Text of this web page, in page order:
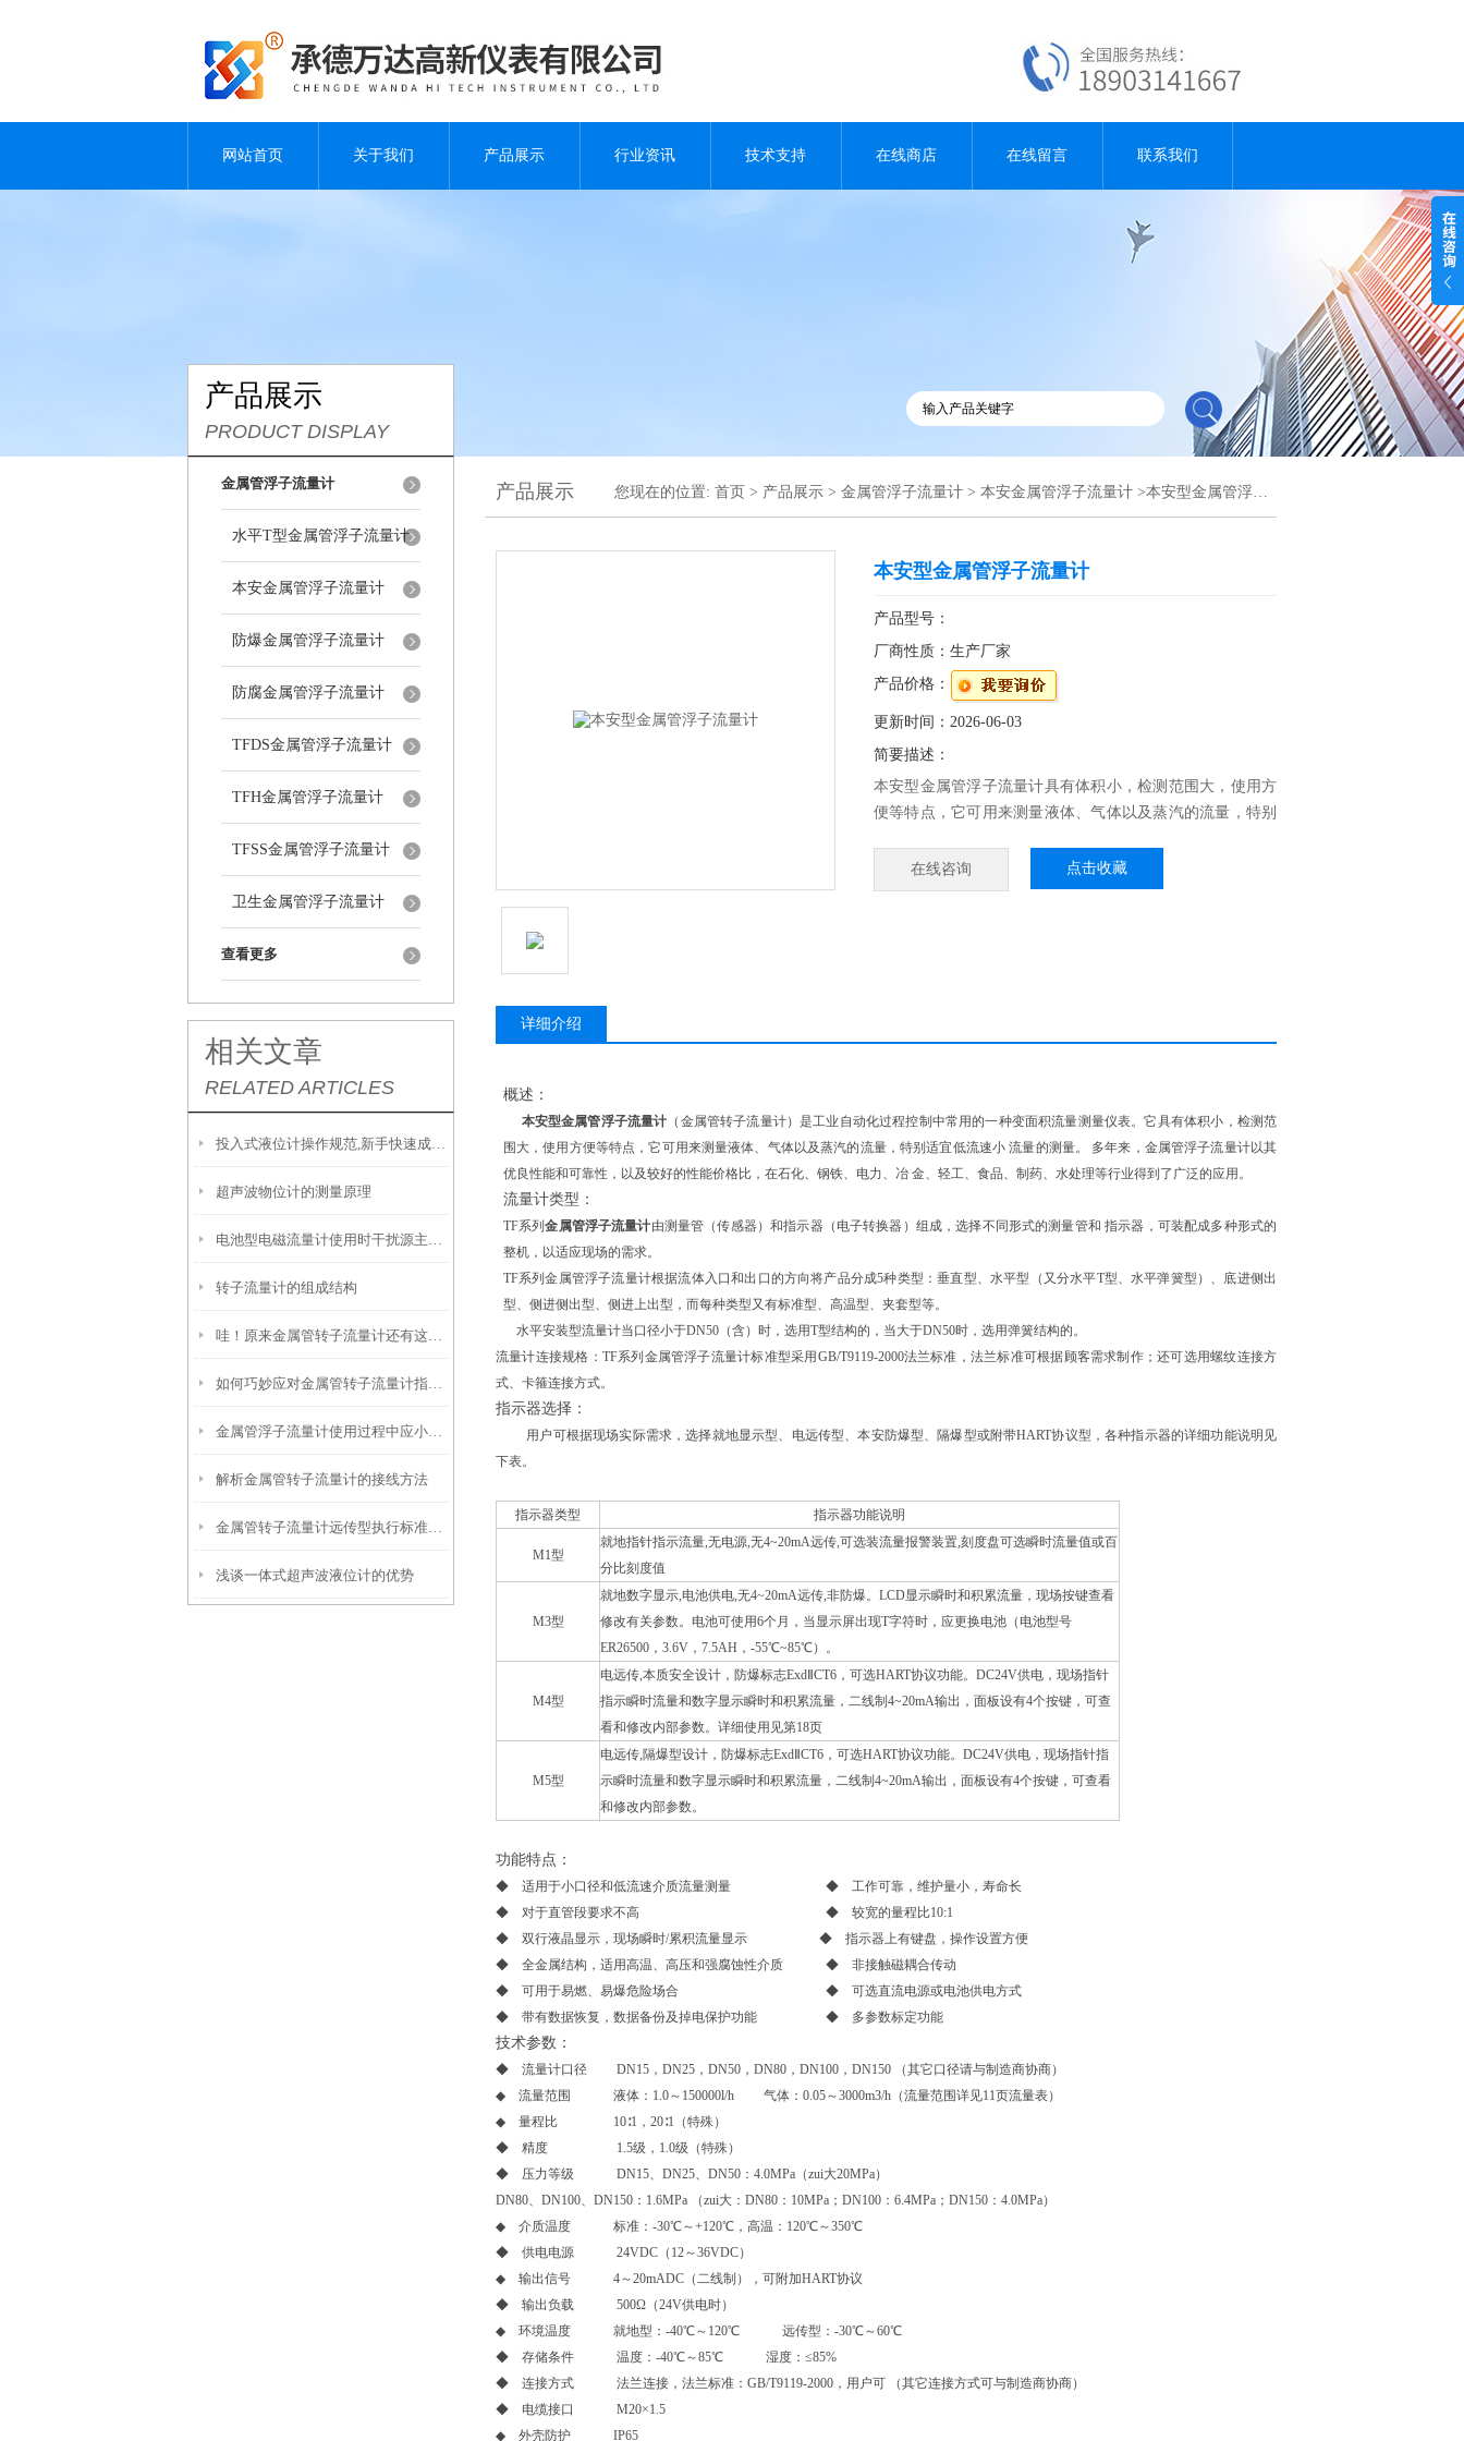
网站首页 关于我们 产品展示 行业资讯 技术支持 在线商店 在线留言 联系我们
产品展示
PRODUCT DISPLAY
金属管浮子流量计
水平T型金属管浮子流量计
本安金属管浮子流量计
防爆金属管浮子流量计
防腐金属管浮子流量计
TFDS金属管浮子流量计
TFH金属管浮子流量计
TFSS金属管浮子流量计
卫生金属管浮子流量计
查看更多
相关文章
RELATED ARTICLES
投入式液位计操作规范,新手快速成长的关键
超声波物位计的测量原理
电池型电磁流量计使用时干扰源主要来自哪些方面？
转子流量计的组成结构
哇！原来金属管转子流量计还有这么多种类
如何巧妙应对金属管转子流量计指针异常以及测量误差问题
金属管浮子流量计使用过程中应小心水锤效应对流量计造成的破坏
解析金属管转子流量计的接线方法
金属管转子流量计远传型执行标准及其应用
浅谈一体式超声波液位计的优势
产品展示 您现在的位置: 首页 > 产品展示 > 金属管浮子流量计 > 本安金属管浮子流量计 >本安型金属管浮子流量计
本安型金属管浮子流量计
产品型号：
厂商性质：生产厂家
产品价格：
更新时间：2026-06-03
简要描述：
本安型金属管浮子流量计具有体积小，检测范围大，使用方
便等特点，它可用来测量液体、气体以及蒸汽的流量，特别
在线咨询
点击收藏
详细介绍
概述 ：
本安型金属管浮子流量计 （金属管转子流量计）是工业自动化过程控制中常用的一种变面积流量测量仪表。它具有体积小，检测范
围大，使用方便等特点，它可用来测量液体、气体以及蒸汽的流量，特别适宜低流速小 流量的测量。 多年来，金属管浮子流量计以其
优良性能和可靠性，以及较好的性能价格比，在石化、钢铁、电力、冶 金、轻工、食品、制药、水处理等行业得到了广泛的应用。
流量计类型 ：
TF系列金属管浮子流量计由测量管（传感器）和指示器（电子转换器）组成，选择不同形式的测量管和 指示器，可装配成多种形式的
整机，以适应现场的需求。
TF系列金属管浮子流量计根据流体入口和出口的方向将产品分成5种类型 ：垂直型、 水平型 （又分水平T型、水平弹簧型）、 底进侧出
型、 侧进侧出型、 侧进上出型 ，而每种类型又有标准型、高温型、夹套型等。
水平安装型流量计当口径小于DN50（含）时，选用T型结构的，当大于DN50时，选用弹簧结构的。
流量计连接规格： TF系列金属管浮子流量计标准型采用GB/T9119-2000法兰标准 ，法兰标准可根据顾客需求制作；还可选用螺纹连接方
式、卡箍连接方式。
指示器选择 ：
用户可根据现场实际需求，选择就地显示型、电远传型、本安防爆型、隔爆型或附带HART协议型，各种指示器的详细功能说明见
下表。
指示器类型 指示器功能说明
M1型
就地指针指示流量,无电源,无4~20mA远传,可选装流量报警装置,刻度盘可选瞬时流量值或百
分比刻度值
M3型
就地数字显示,电池供电,无4~20mA远传,非防爆。LCD显示瞬时和积累流量，现场按键查看
修改有关参数。电池可使用6个月，当显示屏出现T字符时，应更换电池（电池型号
ER26500，3.6V，7.5AH，-55℃~85℃）。
M4型
电远传,本质安全设计，防爆标志ExdⅡCT6，可选HART协议功能。DC24V供电，现场指针
指示瞬时流量和数字显示瞬时和积累流量，二线制4~20mA输出，面板设有4个按键，可查
看和修改内部参数。详细使用见第18页
M5型
电远传,隔爆型设计，防爆标志ExdⅡCT6，可选HART协议功能。DC24V供电，现场指针指
示瞬时流量和数字显示瞬时和积累流量，二线制4~20mA输出，面板设有4个按键，可查看
和修改内部参数。
功能特点 ：
◆ 适用于小口径和低流速介质流量测量 ◆ 工作可靠，维护量小，寿命长
◆ 对于直管段要求不高 ◆ 较宽的量程比10:1
◆ 双行液晶显示，现场瞬时/累积流量显示 ◆ 指示器上有键盘，操作设置方便
◆ 全金属结构，适用高温、高压和强腐蚀性介质 ◆ 非接触磁耦合传动
◆ 可用于易燃、易爆危险场合 ◆ 可选直流电源或电池供电方式
◆ 带有数据恢复，数据备份及掉电保护功能 ◆ 多参数标定功能
技术参数 ：
◆ 流量计口径 DN15，DN25，DN50，DN80，DN100，DN150 （其它口径请与制造商协商）
◆ 流量范围 液体：1.0～150000l/h 气体：0.05～3000m3/h（流量范围详见11页流量表）
◆ 量程比 10∶1，20∶1（特殊）
◆ 精度 1.5级，1.0级（特殊）
◆ 压力等级 DN15、DN25、DN50：4.0MPa（zui大20MPa）
DN80、DN100、DN150：1.6MPa （zui大：DN80：10MPa；DN100：6.4MPa；DN150：4.0MPa）
◆ 介质温度 标准：-30℃～+120℃，高温：120℃～350℃
◆ 供电电源 24VDC（12～36VDC）
◆ 输出信号 4～20mADC（二线制），可附加HART协议
◆ 输出负载 500Ω（24V供电时）
◆ 环境温度 就地型：-40℃～120℃ 远传型：-30℃～60℃
◆ 存储条件 温度：-40℃～85℃ 湿度：≤85%
◆ 连接方式 法兰连接，法兰标准：GB/T9119-2000，用户可 （其它连接方式可与制造商协商）
◆ 电缆接口 M20×1.5
◆ 外壳防护 IP65